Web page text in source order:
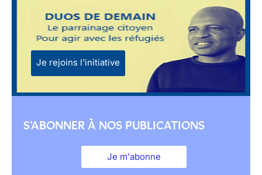
Je rejoins l'initiative
S'ABONNER À NOS PUBLICATIONS
Je m'abonne